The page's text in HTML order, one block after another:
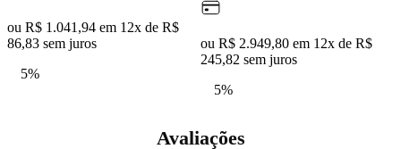
ou R$ 1.041,94 em 12x de R$
86,83 sem juros
5%
ou R$ 2.949,80 em 12x de R$
245,82 sem juros
5%
Avaliações